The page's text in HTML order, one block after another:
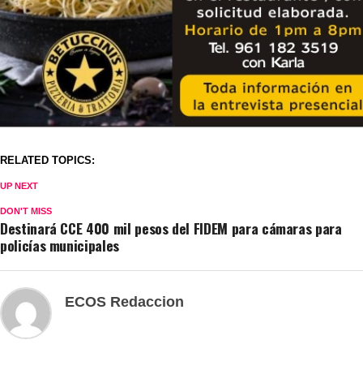
RELATED TOPICS:
UP NEXT
DON'T MISS
Destinará CCE 400 mil pesos del FIDEM para cámaras para
policías municipales
ECOS Redaccion